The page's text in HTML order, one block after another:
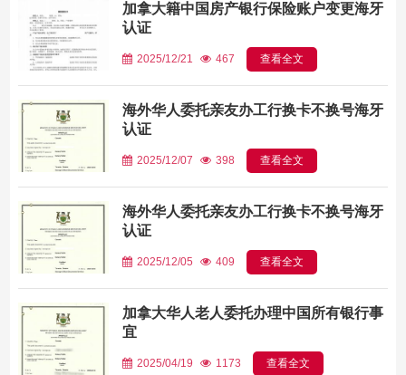
加拿大籍中国房产银行保险账户变更海牙
认证
2025/12/21 467 查看全文
海外华人委托亲友办工行换卡不换号海牙
认证
2025/12/07 398 查看全文
海外华人委托亲友办工行换卡不换号海牙
认证
2025/12/05 409 查看全文
加拿大华人老人委托办理中国所有银行事
宜
2025/04/19 1173 查看全文